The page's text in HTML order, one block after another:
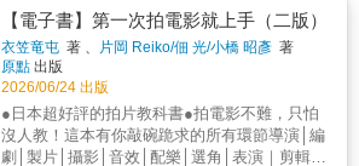
面，在琴鍵和五線譜上，「理性」地實踐他的
「感性」。【麥田PEOPLE書系】隈研吾的
點．線．面 ＼隈研吾我還能再看
到幾次滿月？ ＼坂本龍一 音樂使人自
由 ＼坂本龍一 蝦蟆的油：
黑澤明尋找黑澤明 ＼黑澤明
紹給讀者。有趣又再現動畫製作現場、工作人
員對話的情境圖，也讓讀者像是跟著作者的腳
步親臨現場，從新手到成熟階段都像擁有一名
大前輩在前引導與解惑。也收錄動畫業界最新
技術及用語，「數位作畫」及「動畫用語」單
元、律表、Layout用紙、傳票等影印放大即可
使用的範本，與日本動畫業界無縫接軌！
【電子書】第一次拍電影就上手（二版）
衣笠竜屯 著 、 片岡 Reiko/佃 光/小橋 昭彥 著
原點 出版
2026/06/24 出版
●日本超好評的拍片教科書●拍電影不難，只怕
沒人教！這本有你敲碗跪求的所有環節導演│編
劇│製片│攝影│音效│配樂│選角│表演｜剪輯｜